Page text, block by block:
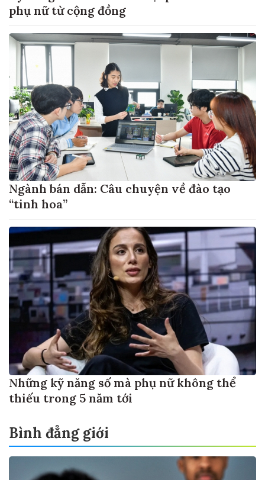
phụ nữ từ cộng đồng
Ngành bán dẫn: Câu chuyện về đào tạo
“tinh hoa”
Những kỹ năng số mà phụ nữ không thể
thiếu trong 5 năm tới
Bình đẳng giới